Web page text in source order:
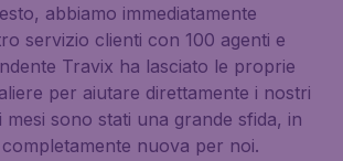
abbiamo immediatamente
servizio clienti con 100 agenti e
Travix ha lasciato le proprie
per aiutare direttamente i nostri
mesi sono stati una grande sfida, in
nuova per noi.